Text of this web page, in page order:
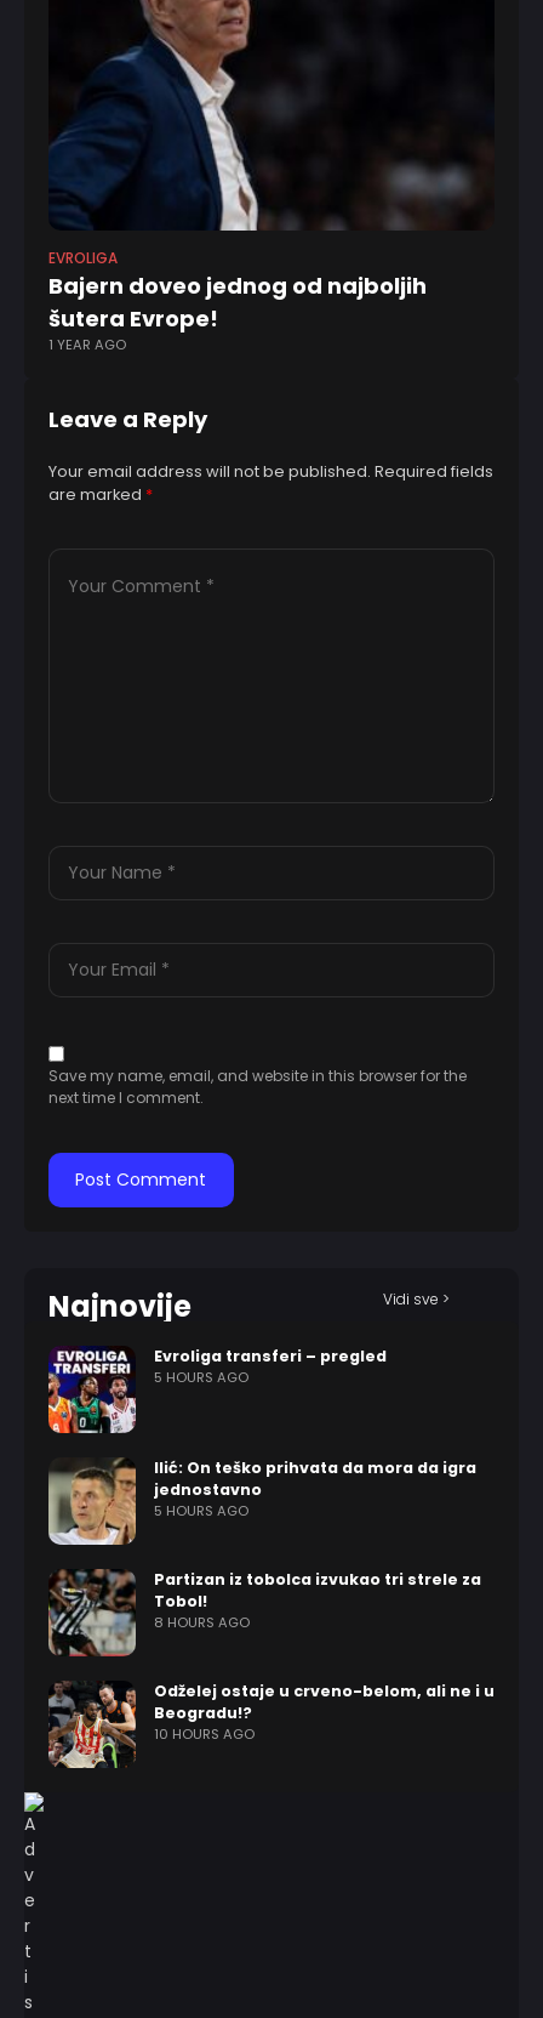
EVROLIGA
Bajern doveo jednog od najboljih
šutera Evrope!
1 YEAR AGO
Leave a Reply
Your email address will not be published. Required fields
are marked *
Save my name, email, and website in this browser for the
next time I comment.
Najnovije Vidi sve >
Evroliga transferi – pregled
5 HOURS AGO
Ilić: On teško prihvata da mora da igra
jednostavno
5 HOURS AGO
Partizan iz tobolca izvukao tri strele za
Tobol!
8 HOURS AGO
Odželej ostaje u crveno-belom, ali ne i u
Beogradu!?
10 HOURS AGO